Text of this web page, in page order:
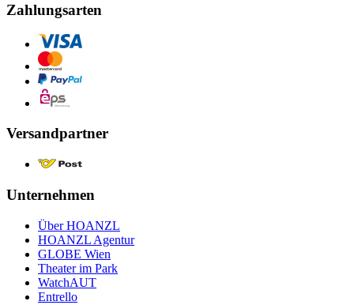
Zahlungsarten
Versandpartner
Unternehmen
Über HOANZL
HOANZL Agentur
GLOBE Wien
Theater im Park
WatchAUT
Entrello